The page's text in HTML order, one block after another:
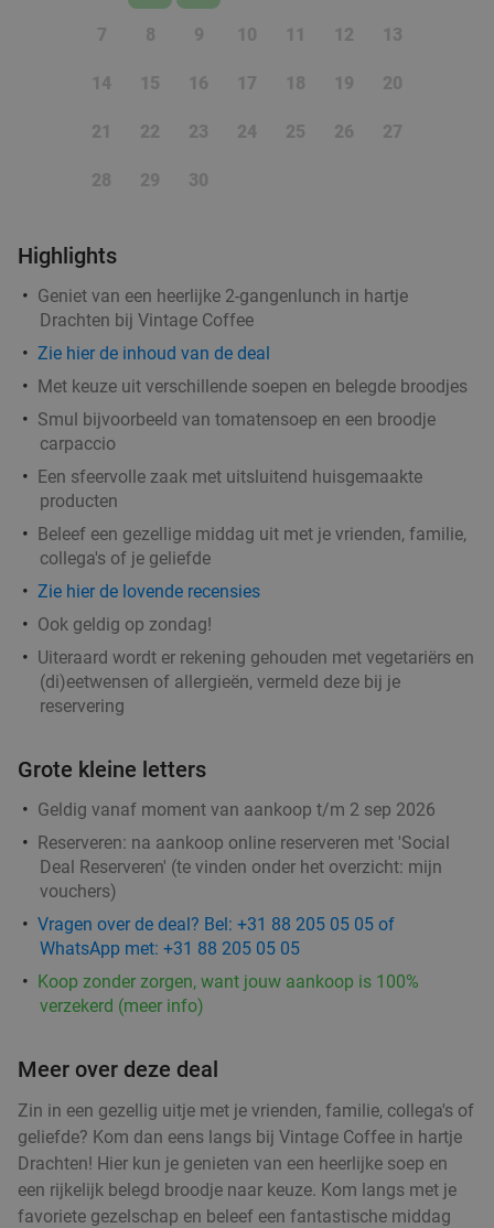
7 8 9 10 11 12 13
14 15 16 17 18 19 20
21 22 23 24 25 26 27
28 29 30
Highlights
Geniet van een heerlijke 2-gangenlunch in hartje
Drachten bij Vintage Coffee
Zie hier de inhoud van de deal
Met keuze uit verschillende soepen en belegde broodjes
Smul bijvoorbeeld van tomatensoep en een broodje
carpaccio
Een sfeervolle zaak met uitsluitend huisgemaakte
producten
Beleef een gezellige middag uit met je vrienden, familie,
collega's of je geliefde
Zie hier de lovende recensies
Ook geldig op zondag!
Uiteraard wordt er rekening gehouden met vegetariërs en
(di)eetwensen of allergieën, vermeld deze bij je
reservering
Grote kleine letters
Geldig vanaf moment van aankoop t/m 2 sep 2026
Reserveren: na aankoop online reserveren met 'Social
Deal Reserveren' (te vinden onder het overzicht: mijn
vouchers)
Vragen over de deal? Bel: +31 88 205 05 05 of
WhatsApp met: +31 88 205 05 05
Koop zonder zorgen, want jouw aankoop is 100%
verzekerd (meer info)
Meer over deze deal
Zin in een gezellig uitje met je vrienden, familie, collega's of
geliefde? Kom dan eens langs bij Vintage Coffee in hartje
Drachten! Hier kun je genieten van een heerlijke soep en
een rijkelijk belegd broodje naar keuze. Kom langs met je
favoriete gezelschap en beleef een fantastische middag